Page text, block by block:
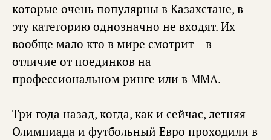
которые очень популярны в Казахстане, в
эту категорию однозначно не входят. Их
вообще мало кто в мире смотрит – в
отличие от поединков на
профессиональном ринге или в ММА.
Три года назад, когда, как и сейчас, летняя
Олимпиада и футбольный Евро проходили в